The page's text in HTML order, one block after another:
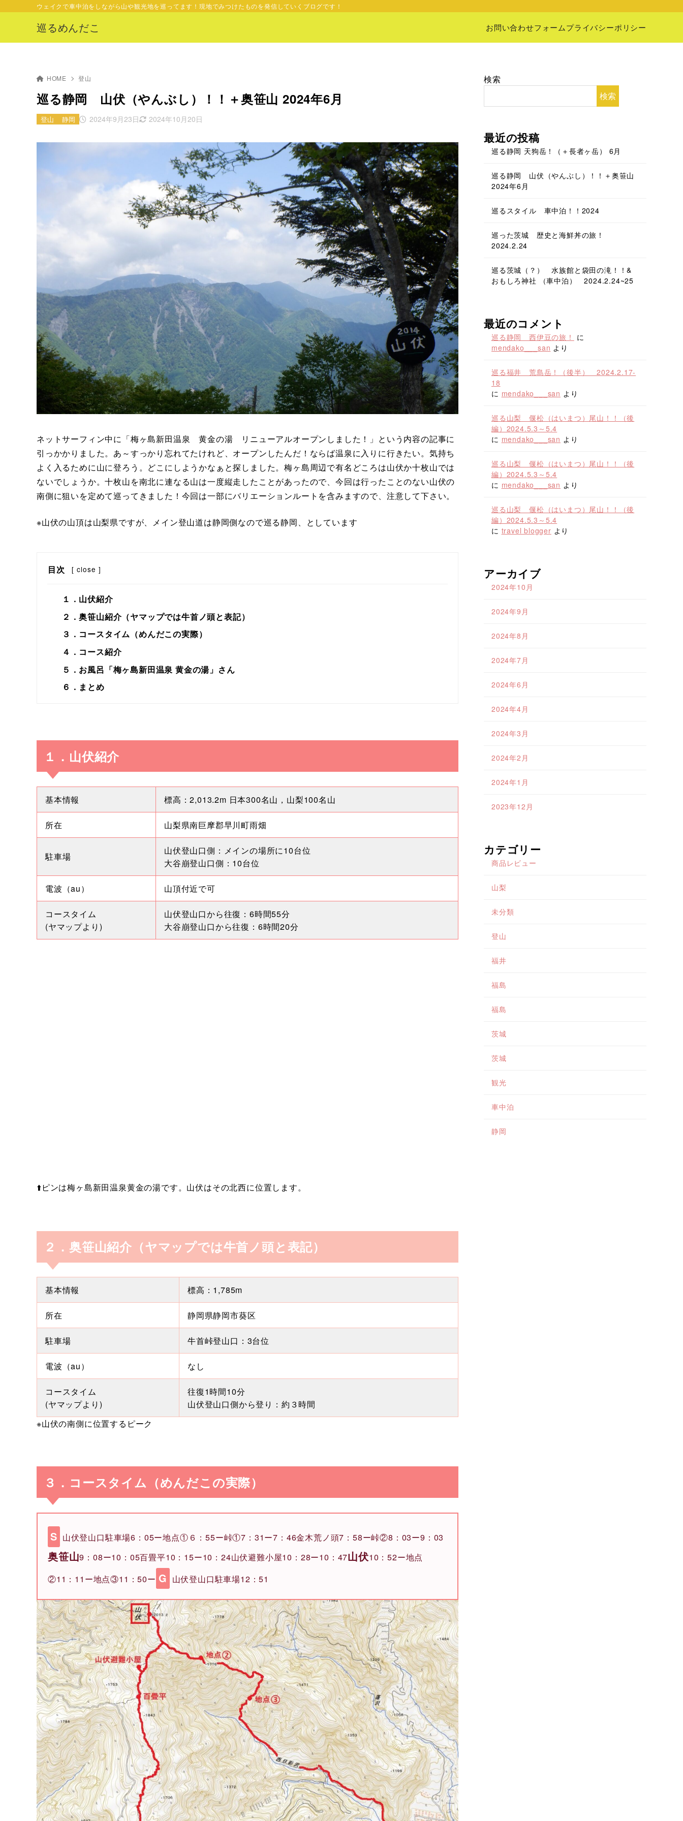
巡るめんだこ
ウェイクで車中泊をしながら山や観光地を巡ってます！現地でみつけたものを発信していくブログです！
お問い合わせフォームプライバシーポリシー
HOME 登山
巡る静岡 山伏（やんぶし）！！＋奥笹山 2024年6月
2024年9月23日 2024年10月20日
登山 静岡
ネットサーフィン中に「梅ヶ島新田温泉 黄金の湯 リニューアルオープンしました！」という内容の記事に
引っかかりました。あ～すっかり忘れてたけれど、オープンしたんだ！ならば温泉に入りに行きたい。気持ち
よく入るために山に登ろう。どこにしようかなぁと探しました。梅ヶ島周辺で有名どころは山伏か十枚山では
ないでしょうか。十枚山を南北に連なる山は一度縦走したことがあったので、今回は行ったことのない山伏の
南側に狙いを定めて巡ってきました！今回は一部にバリエーションルートを含みますので、注意して下さい。
※山伏の山頂は山梨県ですが、メイン登山道は静岡側なので巡る静岡、としています
目次 [ close ]
１．山伏紹介
２．奥笹山紹介（ヤマップでは牛首ノ頭と表記）
３．コースタイム（めんだこの実際）
４．コース紹介
５．お風呂「梅ヶ島新田温泉 黄金の湯」さん
６．まとめ
１．山伏紹介
基本情報 標高：2,013.2m 日本300名山，山梨100名山
所在 山梨県南巨摩郡早川町雨畑
駐車場
山伏登山口側：メインの場所に10台位
大谷崩登山口側：10台位
電波（au） 山頂付近で可
コースタイム
(ヤマップより)
山伏登山口から往復：6時間55分
大谷崩登山口から往復：6時間20分
⬆️ピンは梅ヶ島新田温泉黄金の湯です。山伏はその北西に位置します。
２．奥笹山紹介（ヤマップでは牛首ノ頭と表記）
基本情報 標高：1,785m
所在 静岡県静岡市葵区
駐車場 牛首峠登山口：3台位
電波（au） なし
コースタイム
(ヤマップより)
往復1時間10分
山伏登山口側から登り：約３時間
※山伏の南側に位置するピーク
３．コースタイム（めんだこの実際）
S 山伏登山口駐車場6：05ー地点①６：55ー峠①7：31ー7：46金木荒ノ頭7：58ー峠②8：03ー9：03
奥笹山9：08ー10：05百畳平10：15ー10：24山伏避難小屋10：28ー10：47山伏10：52ー地点
②11：11ー地点③11：50ー G 山伏登山口駐車場12：51
検索
検索
最近の投稿
巡る静岡 天狗岳！（＋長者ヶ岳） 6月
巡る静岡 山伏（やんぶし）！！＋奥笹山
2024年6月
巡るスタイル 車中泊！！2024
巡った茨城 歴史と海鮮丼の旅！
2024.2.24
巡る茨城（？） 水族館と袋田の滝！！&
おもしろ神社 （車中泊） 2024.2.24~25
最近のコメント
巡る静岡 西伊豆の旅！
に
mendako___san より
巡る福井 荒島岳！（後半） 2024.2.17-
18
に mendako___san より
巡る山梨 偃松（はいまつ）尾山！！（後
編）2024.5.3～5.4
に mendako___san より
巡る山梨 偃松（はいまつ）尾山！！（後
編）2024.5.3～5.4
に mendako___san より
巡る山梨 偃松（はいまつ）尾山！！（後
編）2024.5.3～5.4
に travel blogger より
アーカイブ
2024年10月
2024年9月
2024年8月
2024年7月
2024年6月
2024年4月
2024年3月
2024年2月
2024年1月
2023年12月
カテゴリー
商品レビュー
山梨
未分類
登山
福井
福島
福島
茨城
茨城
観光
車中泊
静岡